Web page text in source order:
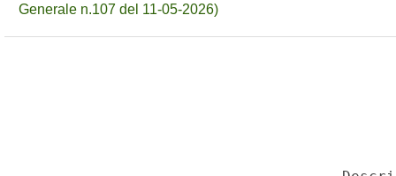
Generale n.107 del 11-05-2026)